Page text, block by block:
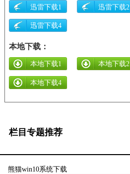
迅雷下载1 迅雷下载2
迅雷下载4
本地下载：
本地下载1 本地下载2
本地下载4
栏目专题推荐
熊猫win10系统下载